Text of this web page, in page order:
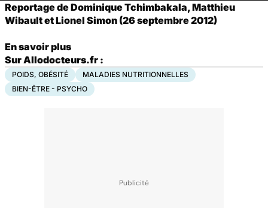
Reportage de Dominique Tchimbakala, Matthieu
Wibault et Lionel Simon (26 septembre 2012)
En savoir plus
Sur Allodocteurs.fr :
POIDS, OBÉSITÉ
MALADIES NUTRITIONNELLES
BIEN-ÊTRE - PSYCHO